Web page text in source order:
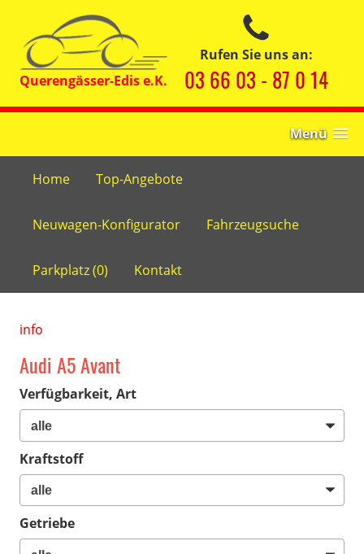
Rufen Sie uns an:
03 66 03 - 87 0 14
Menü
Home Top-Angebote
Neuwagen-Konfigurator Fahrzeugsuche
Parkplatz (0) Kontakt
info
Audi A5 Avant
Verfügbarkeit, Art
Kraftstoff
Getriebe